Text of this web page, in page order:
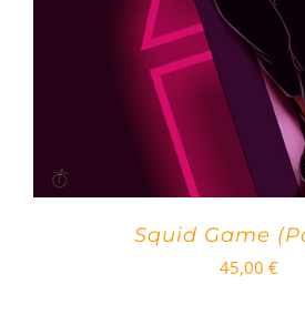
Squid Game
45,00 €